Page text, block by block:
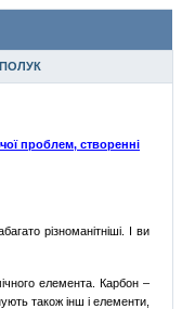
проблем, створенні
різноманітніші. І ви
елемента. Карбон –
також інш і елементи,